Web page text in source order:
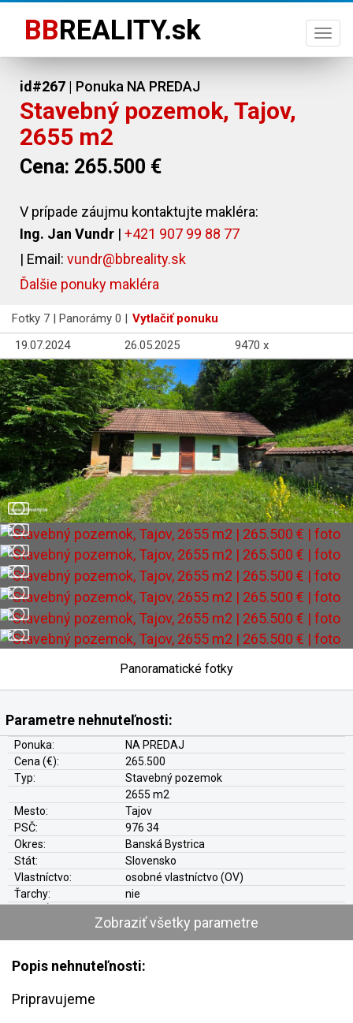
BBREALITY.sk
id#267 | Ponuka NA PREDAJ
Stavebný pozemok, Tajov,
2655 m2
Cena: 265.500 €
V prípade záujmu kontaktujte makléra:
Ing. Jan Vundr | +421 907 99 88 77
| Email: vundr@bbreality.sk
Ďalšie ponuky makléra
Fotky 7 | Panorámy 0 | Vytlačiť ponuku
19.07.2024
26.05.2025 9470 x
Panoramatické fotky
Parametre nehnuteľnosti:
Ponuka:
NA PREDAJ
Cena (€):
265.500
Typ:
Stavebný pozemok
2655 m2
Mesto:
Tajov
PSČ:
976 34
Okres:
Banská Bystrica
Stát:
Slovensko
Vlastníctvo:
osobné vlastníctvo (OV)
Ťarchy:
nie
verejná komunikácia
Elektrika:
na pozemku
Plyn:
nie
Voda:
Kanalizácia:
Zobraziť všetky parametre
Popis nehnuteľnosti:
Pripravujeme